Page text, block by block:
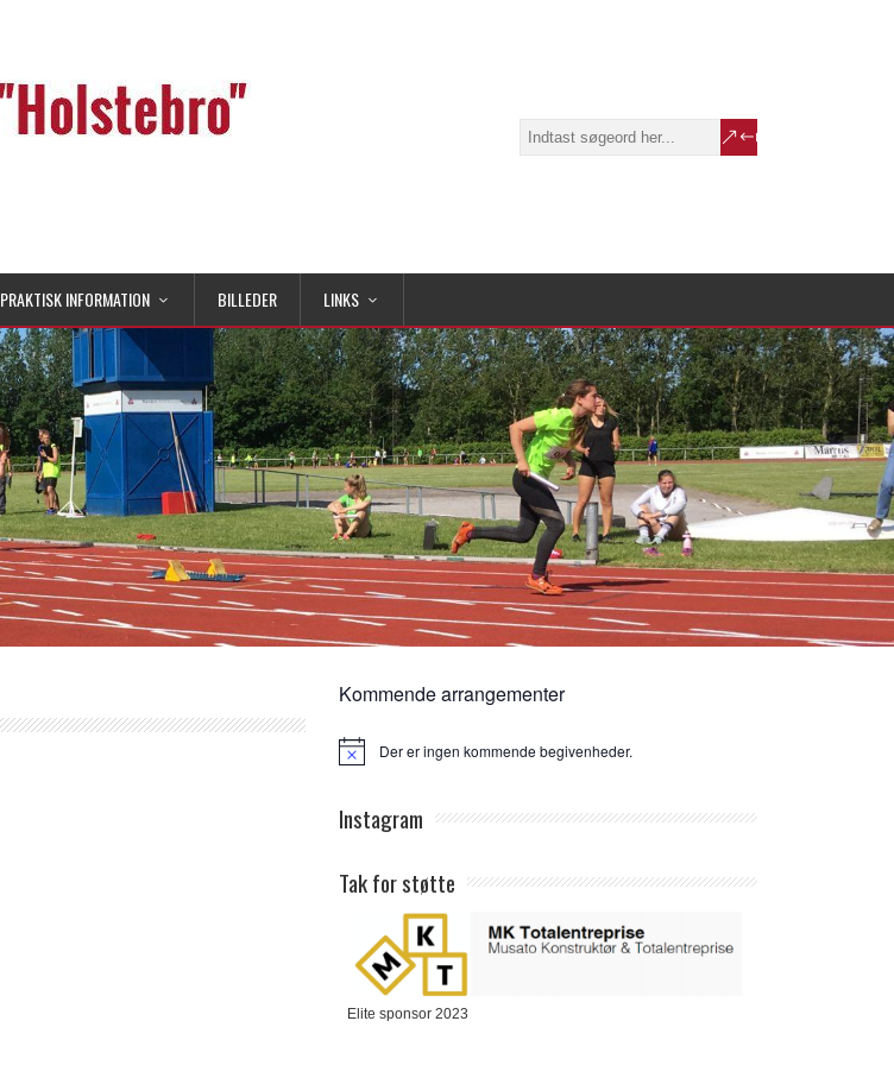
PRAKTISK INFORMATION BILLEDER LINKS
Kommende arrangementer
Notice Der er ingen kommende begivenheder.
Instagram
Tak for støtte
Elite sponsor 2023